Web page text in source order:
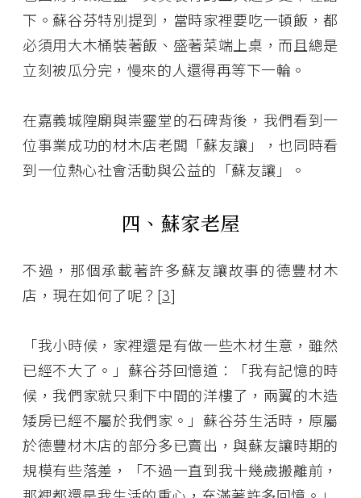
下。蘇谷芬特別提到，當時家裡要吃一頓飯，都
必須用大木桶裝著飯、盛著菜端上桌，而且總是
立刻被瓜分完，慢來的人還得再等下一輪。
在嘉義城隍廟與崇靈堂的石碑背後，我們看到一
位事業成功的材木店老闆「蘇友讓」，也同時看
到一位熱心社會活動與公益的「蘇友讓」。
四、蘇家老屋
不過，那個承載著許多蘇友讓故事的德豐材木
店，現在如何了呢？[3]
「我小時候，家裡還是有做一些木材生意，雖然
已經不大了。」蘇谷芬回憶道：「我有記憶的時
候，我們家就只剩下中間的洋樓了，兩翼的木造
矮房已經不屬於我們家。」蘇谷芬生活時，原屬
於德豐材木店的部分多已賣出，與蘇友讓時期的
規模有些落差，「不過一直到我十幾歲搬離前，